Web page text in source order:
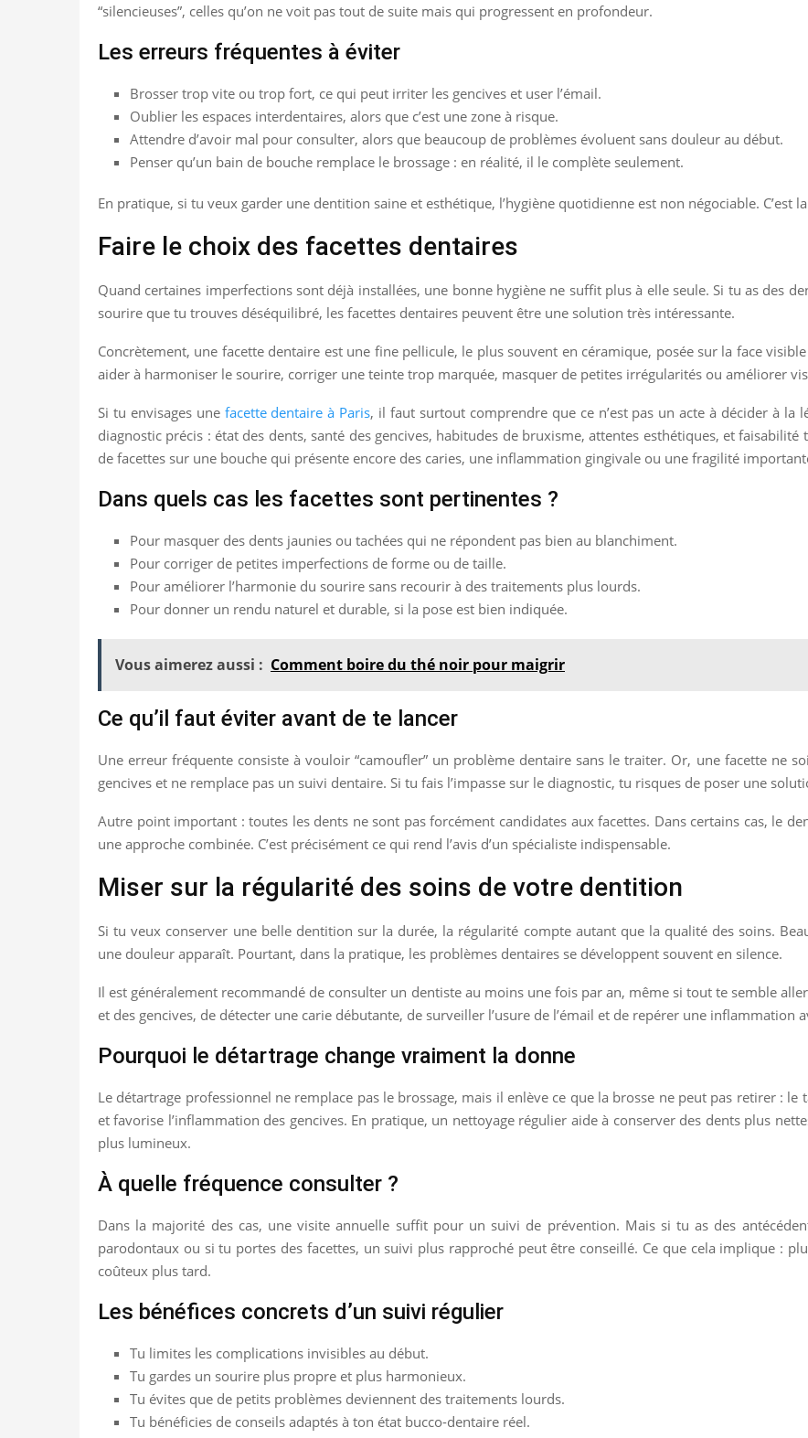
“silencieuses”, celles qu’on ne voit pas tout de suite mais qui progressent en profondeur.
Les erreurs fréquentes à éviter
Brosser trop vite ou trop fort, ce qui peut irriter les gencives et user l’émail.
Oublier les espaces interdentaires, alors que c’est une zone à risque.
Attendre d’avoir mal pour consulter, alors que beaucoup de problèmes évoluent sans douleur au début.
Penser qu’un bain de bouche remplace le brossage : en réalité, il le complète seulement.
En pratique, si tu veux garder une dentition saine et esthétique, l’hygiène quotidienne est non négociable. C’est
Faire le choix des facettes dentaires
Quand certaines imperfections sont déjà installées, une bonne hygiène ne suffit plus à elle seule. Si tu as des
sourire que tu trouves déséquilibré, les facettes dentaires peuvent être une solution très intéressante.
Concrètement, une facette dentaire est une fine pellicule, le plus souvent en céramique, posée sur la face
aider à harmoniser le sourire, corriger une teinte trop marquée, masquer de petites irrégularités ou améliorer
Si tu envisages une facette dentaire à Paris, il faut surtout comprendre que ce n’est pas un acte à décider à
diagnostic précis : état des dents, santé des gencives, habitudes de bruxisme, attentes esthétiques, et
de facettes sur une bouche qui présente encore des caries, une inflammation gingivale ou une fragilité
Dans quels cas les facettes sont pertinentes ?
Pour masquer des dents jaunies ou tachées qui ne répondent pas bien au blanchiment.
Pour corriger de petites imperfections de forme ou de taille.
Pour améliorer l’harmonie du sourire sans recourir à des traitements plus lourds.
Pour donner un rendu naturel et durable, si la pose est bien indiquée.
Vous aimerez aussi : Comment boire du thé noir pour maigrir
Ce qu’il faut éviter avant de te lancer
Une erreur fréquente consiste à vouloir “camoufler” un problème dentaire sans le traiter. Or, une facette ne
gencives et ne remplace pas un suivi dentaire. Si tu fais l’impasse sur le diagnostic, tu risques de poser une
Autre point important : toutes les dents ne sont pas forcément candidates aux facettes. Dans certains cas, le
une approche combinée. C’est précisément ce qui rend l’avis d’un spécialiste indispensable.
Miser sur la régularité des soins de votre dentition
Si tu veux conserver une belle dentition sur la durée, la régularité compte autant que la qualité des soins.
une douleur apparaît. Pourtant, dans la pratique, les problèmes dentaires se développent souvent en silence.
Il est généralement recommandé de consulter un dentiste au moins une fois par an, même si tout te semble
et des gencives, de détecter une carie débutante, de surveiller l’usure de l’émail et de repérer une inflammation
Pourquoi le détartrage change vraiment la donne
Le détartrage professionnel ne remplace pas le brossage, mais il enlève ce que la brosse ne peut pas retirer :
et favorise l’inflammation des gencives. En pratique, un nettoyage régulier aide à conserver des dents plus
plus lumineux.
À quelle fréquence consulter ?
Dans la majorité des cas, une visite annuelle suffit pour un suivi de prévention. Mais si tu as des
parodontaux ou si tu portes des facettes, un suivi plus rapproché peut être conseillé. Ce que cela implique :
coûteux plus tard.
Les bénéfices concrets d’un suivi régulier
Tu limites les complications invisibles au début.
Tu gardes un sourire plus propre et plus harmonieux.
Tu évites que de petits problèmes deviennent des traitements lourds.
Tu bénéficies de conseils adaptés à ton état bucco-dentaire réel.